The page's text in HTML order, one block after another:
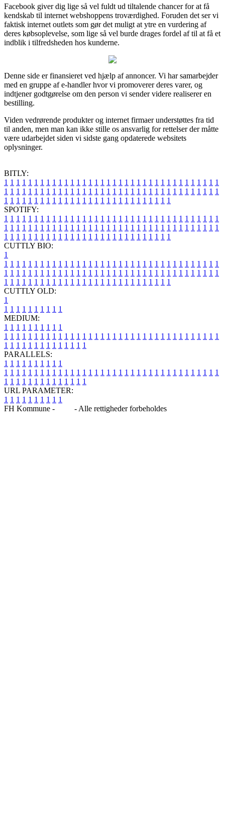
Facebook giver dig lige så vel fuldt ud tiltalende chancer for at få
kendskab til internet webshoppens troværdighed. Foruden det ser vi
faktisk internet outlets som gør det muligt at ytre en vurdering af
deres købsoplevelse, som lige så vel burde drages fordel af til at få et
indblik i tilfredsheden hos kunderne.
Denne side er finansieret ved hjælp af annoncer. Vi har samarbejder
med en gruppe af e-handler hvor vi promoverer deres varer, og
indtjener godtgørelse om den person vi sender videre realiserer en
bestilling.
Viden vedrørende produkter og internet firmaer understøttes fra tid
til anden, men man kan ikke stille os ansvarlig for rettelser der måtte
være udarbejdet siden vi sidste gang opdaterede websitets
oplysninger.
BITLY:
1 1 1 1 1 1 1 1 1 1 1 1 1 1 1 1 1 1 1 1 1 1 1 1 1 1 1 1 1 1 1 1 1 1 1 1
1 1 1 1 1 1 1 1 1 1 1 1 1 1 1 1 1 1 1 1 1 1 1 1 1 1 1 1 1 1 1 1 1 1 1 1
1 1 1 1 1 1 1 1 1 1 1 1 1 1 1 1 1 1 1 1 1 1 1 1 1 1 1 1
SPOTIFY:
1 1 1 1 1 1 1 1 1 1 1 1 1 1 1 1 1 1 1 1 1 1 1 1 1 1 1 1 1 1 1 1 1 1 1 1
1 1 1 1 1 1 1 1 1 1 1 1 1 1 1 1 1 1 1 1 1 1 1 1 1 1 1 1 1 1 1 1 1 1 1 1
1 1 1 1 1 1 1 1 1 1 1 1 1 1 1 1 1 1 1 1 1 1 1 1 1 1 1 1
CUTTLY BIO:
1
1 1 1 1 1 1 1 1 1 1 1 1 1 1 1 1 1 1 1 1 1 1 1 1 1 1 1 1 1 1 1 1 1 1 1 1
1 1 1 1 1 1 1 1 1 1 1 1 1 1 1 1 1 1 1 1 1 1 1 1 1 1 1 1 1 1 1 1 1 1 1 1
1 1 1 1 1 1 1 1 1 1 1 1 1 1 1 1 1 1 1 1 1 1 1 1 1 1 1 1
CUTTLY OLD:
1
1 1 1 1 1 1 1 1 1 1
MEDIUM:
1 1 1 1 1 1 1 1 1 1
1 1 1 1 1 1 1 1 1 1 1 1 1 1 1 1 1 1 1 1 1 1 1 1 1 1 1 1 1 1 1 1 1 1 1 1
1 1 1 1 1 1 1 1 1 1 1 1 1 1
PARALLELS:
1 1 1 1 1 1 1 1 1 1
1 1 1 1 1 1 1 1 1 1 1 1 1 1 1 1 1 1 1 1 1 1 1 1 1 1 1 1 1 1 1 1 1 1 1 1
1 1 1 1 1 1 1 1 1 1 1 1 1 1
URL PARAMETER:
1 1 1 1 1 1 1 1 1 1
FH Kommune -
- Alle rettigheder forbeholdes